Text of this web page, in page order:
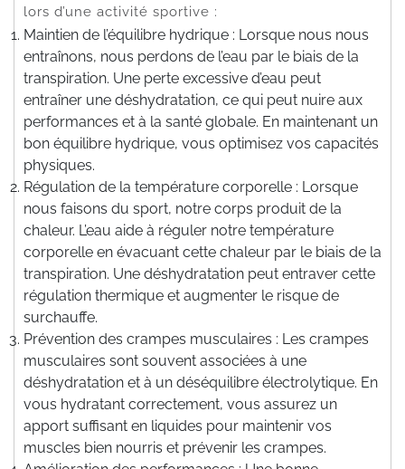
lors d’une activité sportive :
Maintien de l’équilibre hydrique : Lorsque nous nous
entraînons, nous perdons de l’eau par le biais de la
transpiration. Une perte excessive d’eau peut
entraîner une déshydratation, ce qui peut nuire aux
performances et à la santé globale. En maintenant un
bon équilibre hydrique, vous optimisez vos capacités
physiques.
Régulation de la température corporelle : Lorsque
nous faisons du sport, notre corps produit de la
chaleur. L’eau aide à réguler notre température
corporelle en évacuant cette chaleur par le biais de la
transpiration. Une déshydratation peut entraver cette
régulation thermique et augmenter le risque de
surchauffe.
Prévention des crampes musculaires : Les crampes
musculaires sont souvent associées à une
déshydratation et à un déséquilibre électrolytique. En
vous hydratant correctement, vous assurez un
apport suffisant en liquides pour maintenir vos
muscles bien nourris et prévenir les crampes.